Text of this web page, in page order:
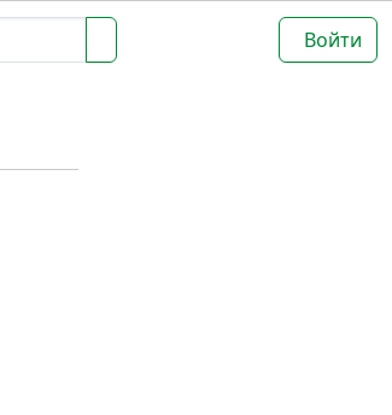
Войти